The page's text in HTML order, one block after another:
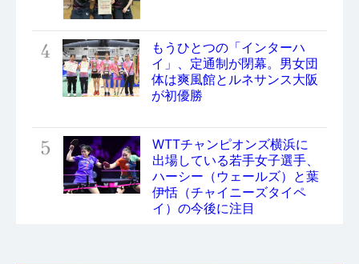
4
もうひとつの「インターハ
イ」、定通制が閉幕。男女団
体は爽風館とルネサンス大阪
が初優勝
5
WTTチャンピオンズ横浜に
出場している若手女子選手、
ハーシー（ウェールズ）と葉
伊恬（チャイニーズタイペ
イ）の今後に注目